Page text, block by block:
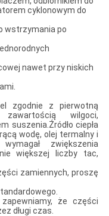
cyklonowym do
wstrzymania po
nawet przy niskich
zgodnie z pierwotną
wilgoci,
suszenia.Źródło ciepła
wodę, olej termalny i
zwiększenia
większej liczby tac,
zamiennych, proszę
że części
długi czas.